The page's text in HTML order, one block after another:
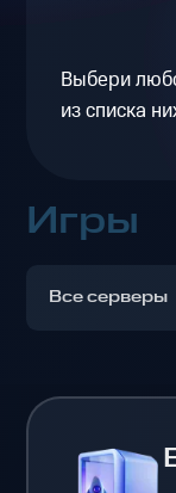
Выбери
из списка
Игры
Все серверы